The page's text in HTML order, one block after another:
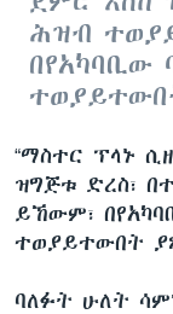
ሕዝብ
በየአካባቢው
“ማስተር ፕላኑ
ዝግጅቱ ድረስ፣
ይኸውም፣
ተወያይተውበት
ባለፉት ሁለት